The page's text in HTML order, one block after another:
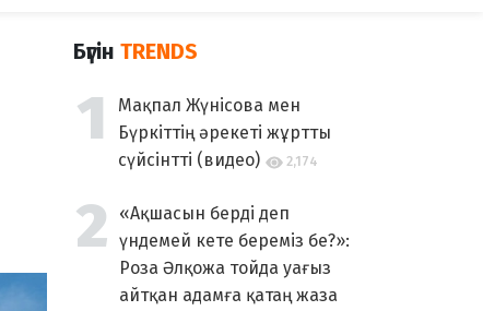
Бүгін TRENDS
Мақпал Жүнісова мен
Бүркіттің әрекеті жұртты
сүйсінтті (видео)
2,174
«Ақшасын берді деп
үндемей кете береміз бе?»:
Роза Әлқожа тойда уағыз
айтқан адамға қатаң жаза